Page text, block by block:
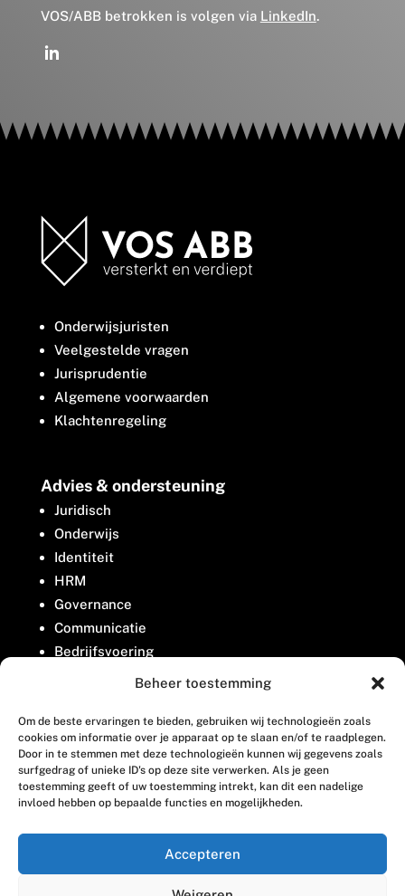
Beheer toestemming
Om de beste ervaringen te bieden, gebruiken wij technologieën zoals
cookies om informatie over je apparaat op te slaan en/of te raadplegen.
Door in te stemmen met deze technologieën kunnen wij gegevens zoals
surfgedrag of unieke ID's op deze site verwerken. Als je geen
toestemming geeft of uw toestemming intrekt, kan dit een nadelige
invloed hebben op bepaalde functies en mogelijkheden.
Accepteren
VOS/ABB betrokken is volgen via LinkedIn.
Onderwijsjuristen
Veelgestelde vragen
Jurisprudentie
Algemene voorwaarden
Klachtenregeling
Advies & ondersteuning
Juridisch
Onderwijs
Identiteit
HRM
Governance
Communicatie
Bedrijfsvoering
Belangenbehartiging
Contact
Houttuinlaan 8
3447 GM Woerden